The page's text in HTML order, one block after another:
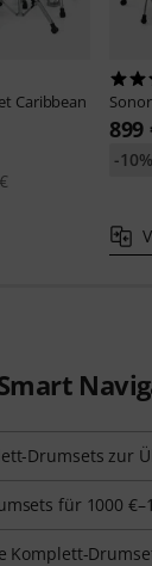
Caribbean
899
-10%
Drumsets zur
für 1000
Komplett-